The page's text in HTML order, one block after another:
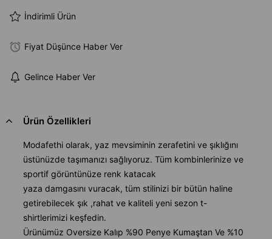
İndirimli Ürün
Fiyat Düşünce Haber Ver
Gelince Haber Ver
Ürün Özellikleri
Modafethi olarak, yaz mevsiminin zerafetini ve şıklığını
üstünüzde taşımanızı sağlıyoruz. Tüm kombinlerinize ve
sportif görüntünüze renk katacak
yaza damgasını vuracak, tüm stilinizi bir bütün haline
getirebilecek şık ,rahat ve kaliteli yeni sezon t-
shirtlerimizi keşfedin.
Ürünümüz Oversize Kalıp %90 Penye Kumaştan Ve %10